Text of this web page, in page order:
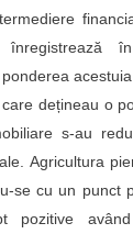
dețineau o
s-au
Agricultura
se cu un punct
pozitive